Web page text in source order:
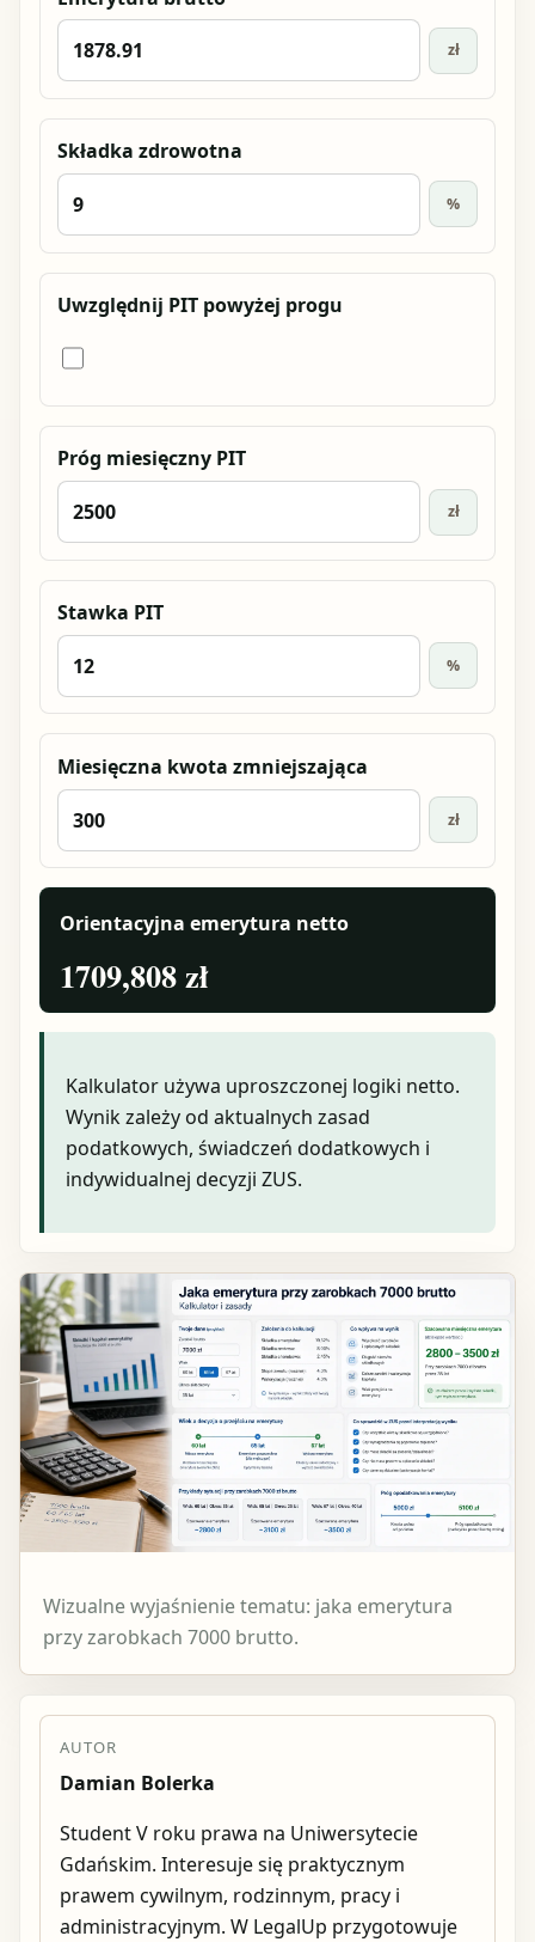
zł
Składka zdrowotna
%
Uwzględnij PIT powyżej progu
Próg miesięczny PIT
zł
Stawka PIT
%
Miesięczna kwota zmniejszająca
zł
Orientacyjna emerytura netto
1709,808 zł
Kalkulator używa uproszczonej logiki netto.
Wynik zależy od aktualnych zasad
podatkowych, świadczeń dodatkowych i
indywidualnej decyzji ZUS.
Wizualne wyjaśnienie tematu: jaka emerytura
przy zarobkach 7000 brutto.
AUTOR
Damian Bolerka
Student V roku prawa na Uniwersytecie
Gdańskim. Interesuje się praktycznym
prawem cywilnym, rodzinnym, pracy i
administracyjnym. W LegalUp przygotowuje